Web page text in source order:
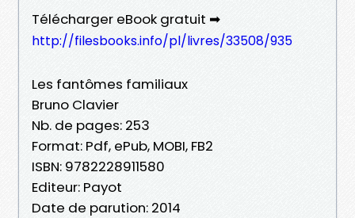
Télécharger eBook gratuit ➡
http://filesbooks.info/pl/livres/33508/935
Les fantômes familiaux
Bruno Clavier
Nb. de pages: 253
Format: Pdf, ePub, MOBI, FB2
ISBN: 9782228911580
Editeur: Payot
Date de parution: 2014